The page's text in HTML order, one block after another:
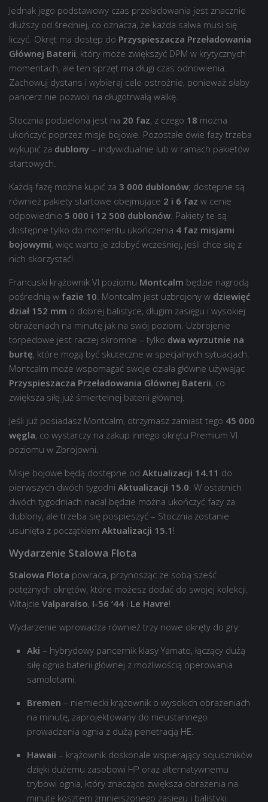
Jednak jego podstawowy czas przeładowania jest znacznie
dłuższy od średniej, co oznacza, że każda salwa musi się
liczyć. Okręt ma dostęp do Przyspieszacza Przeładowania
Głównej Baterii, który może zwiększyć DPM w krytycznych
momentach, ale ten sprzęt ma długi czas odnowienia.
Zachowuj dystans i wybieraj cele ostrożnie, ponieważ słaby
pancerz nie pozwoli na długotrwałą walkę.
Stocznia podzielona jest na 20 faz, z czego 18 można
ukończyć poprzez misje bojowe. Pozostałe dwie fazy trzeba
wykupić za dublony – indywidualnie lub w ramach pakietów
startowych.
Każdą fazę można kupić za 3 000 dublonów; dostępne są
również pakiety startowe obejmujące 2 i 6 faz w cenie
odpowiednio 5 000 i 12 500 dublonów . Pakiety te są
dostępne tylko do momentu ukończenia 4 faz misjami
bojowymi, więc warto je zdobyć wcześniej, jeśli chce się z
nich skorzystać!
Francuski krążownik VI poziomu Montcalm będzie nagrodą
pośrednią w fazie 10 . Montcalm jest uzbrojony w dziewięć
dział 152 mm o dobrej balistyce, długim zasięgu i wysokiej
obrażeniach na minutę jak na swój poziom. Uzbrojenie
torpedowe jest raczej skromne – tylko dwa wyrzutnie na
burtę, które mogą być skuteczne w specjalnych sytuacjach.
Montcalm może wspomagać swoje działa główne używając
Przyspieszacza Przeładowania Głównej Baterii, co
zwiększa siłę już śmiertelnej baterii głównej.
Jeśli już posiadasz Montcalm, otrzymasz zamiast tego 45 000
węgla, co wystarczy na zakup innego okrętu Premium VI
poziomu w Zbrojowni.
Misje bojowe będą dostępne od Aktualizacji 14.11 do
pierwszych dwóch tygodni Aktualizacji 15.0 . W ostatnich
dwóch tygodniach nadal będzie można ukończyć fazy za
dublony, ale trzeba się pospieszyć – Stocznia zostanie
usunięta z początkiem Aktualizacji 15.1 !
Wydarzenie Stalowa Flota
Stalowa Flota powraca, przynosząc ze sobą sześć
potężnych okrętów, które możesz dodać do swojej kolekcji.
Witajcie Valparaíso, I-56 ‘44 i Le Havre!
Wydarzenie wprowadza również trzy nowe okręty do gry:
Aki – hybrydowy pancernik klasy Yamato, łączący dużą
siłę ognia baterii głównej z możliwością operowania
samolotami.
Bremen – niemiecki krążownik o wysokich obrażeniach
na minutę, zaprojektowany do nieustannego
prowadzenia ognia z dużą penetracją HE.
Hawaii – krążownik doskonale wspierający sojuszników
dzięki dużemu zasobowi HP oraz alternatywnemu
trybowi ognia, który znacząco zwiększa obrażenia na
minutę kosztem zmniejszonego zasięgu i balistyki.